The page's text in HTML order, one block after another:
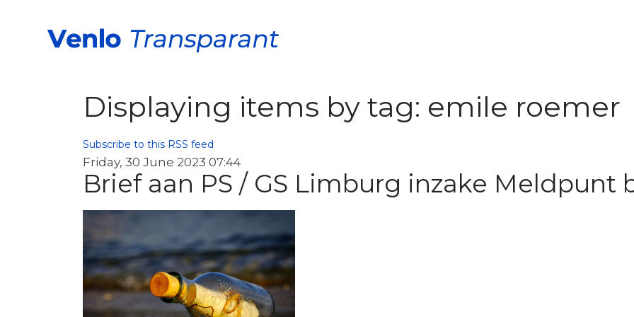
Displaying items by tag: emile roemer
Subscribe to this RSS feed
Friday, 30 June 2023 07:44
Brief aan PS / GS Limburg inzake Meldpunt